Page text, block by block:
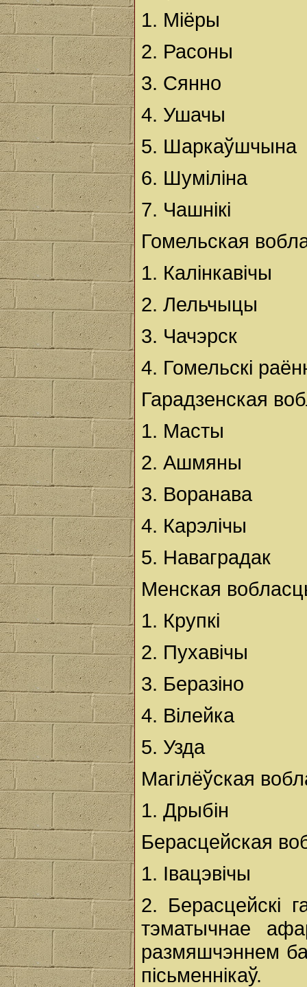
1. Міёры
2. Расоны
3. Сянно
4. Ушачы
5. Шаркаўшчына
6. Шуміліна
7. Чашнікі
Гомельская
1. Калінкавічы
2. Лельчыцы
3. Чачэрск
4. Гомельскі
Гарадзенская
1. Масты
2. Ашмяны
3. Воранава
4. Карэлічы
5. Наваградак
Менская
1. Крупкі
2. Пухавічы
3. Беразіно
4. Вілейка
5. Узда
Магілёўская
1. Дрыбін
Берасцейская
1. Івацэвічы
2. Берасцейскі
тэматычнае
размяшчэннем
пісьменнікаў.